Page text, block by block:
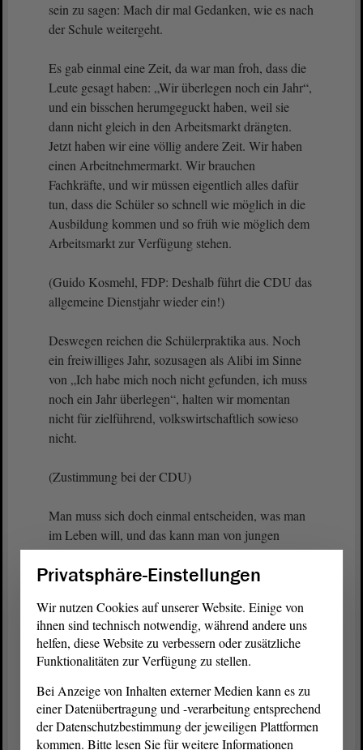
sein zu sagen: Mach dir mal Gedanken, wie es nach
der Schule weitergeht.
Es gab einmal eine Zeit, da war man froh, dass die
Leute gesagt haben: „Wir überlegen noch ein Jahr“,
und ein bisschen herumgeguckt haben, weil sie
dann nicht gleich in den Arbeitsmarkt drängten.
Jetzt haben wir eine völlig andere Zeit. Wir haben
einen Arbeitnehmermarkt. Wir brauchen
Fachkräfte, und wir müssen eigentlich alles dafür
tun, dass die Schüler so schnell wie möglich in die
Ausbildung kommen und so früh wie möglich dem
Arbeitsmarkt zur Verfügung stehen.
(Guido Kosmehl, FDP: Deshalb führt die CDU das
allgemeine Dienstjahr wieder ein!)
Deswegen reichen die Schülerpraktika aus. Noch
ein freiwilliges Jahr, sozusagen als Alibi im Sinne
von „Ich habe mich noch nicht gefunden, ich muss
noch ein Jahr überlegen“, halten wir momentan
nicht für zielführend, volkswirtschaftlich sowieso
nicht.
(Zustimmung bei der CDU)
Man muss sich doch einmal entscheiden, was man
im Leben will, und das kann man von jungen
Leuten im Alter von 16 oder 18 Jahren durchaus
verlangen.
Es gibt ein zweites Problem. Ich will Ihnen sagen,
warum wir diesenAntragauch etwas kritisch
sehen. Bei einem Praktikum von einem Jahr
kommen Sie in Probleme mit
Mindestlohnanforderungen. Also einfach 450 € und
das läuft dann durch - so einfach ist das nicht.
Privatsphäre-Einstellungen
Wir nutzen Cookies auf unserer Website. Einige von
ihnen sind technisch notwendig, während andere uns
helfen, diese Website zu verbessern oder zusätzliche
Funktionalitäten zur Verfügung zu stellen.
Bei Anzeige von Inhalten externer Medien kann es zu
einer Datenübertragung und -verarbeitung entsprechend
der Datenschutzbestimmung der jeweiligen Plattformen
kommen. Bitte lesen Sie für weitere Informationen